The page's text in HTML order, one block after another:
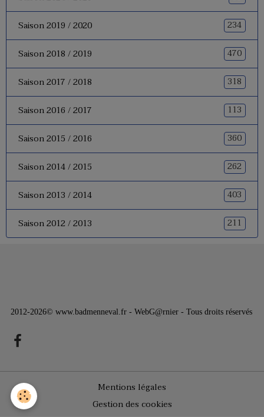
Saison 2019 / 2020 234
Saison 2018 / 2019 470
Saison 2017 / 2018 318
Saison 2016 / 2017 113
Saison 2015 / 2016 360
Saison 2014 / 2015 262
Saison 2013 / 2014 403
Saison 2012 / 2013 211
2012-2026© www.badmenneval.fr - WebG@rnier - Tous droits réservés
Mentions légales
Gestion des cookies